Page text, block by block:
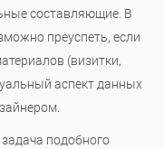
составляющие. В
преуспеть, если
(визитки,
аспект данных
подобного